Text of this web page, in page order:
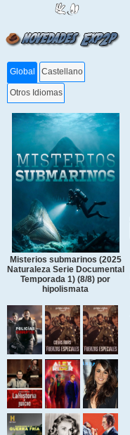
Global Castellano
Otros Idiomas
Misterios submarinos (2025
Naturaleza Serie Documental
Temporada 1) (8/8) por
hipolismata